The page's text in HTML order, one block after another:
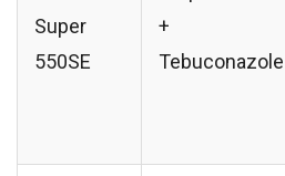
Super
550SE
+
Tebuconazole